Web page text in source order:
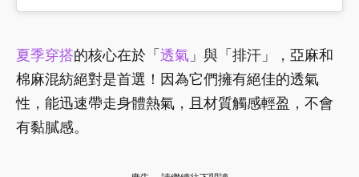
夏季穿搭的核心在於「 透氣 」與「排汗」，亞麻和
棉麻混紡絕對是首選！因為它們擁有絕佳的透氣
性，能迅速帶走身體熱氣，且材質觸感輕盈，不會
有黏膩感。